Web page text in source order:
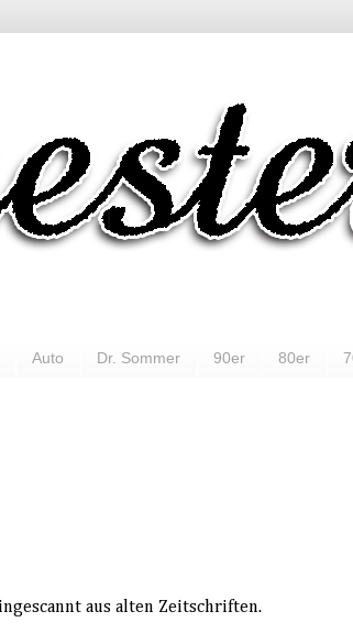
Auto Dr. Sommer 90er 80er
aus alten Zeitschriften.